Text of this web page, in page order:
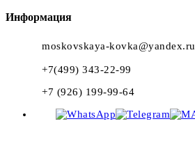
Информация
moskovskaya-kovka@yandex.ru
+7(499) 343-22-99
+7 (926) 199-99-64